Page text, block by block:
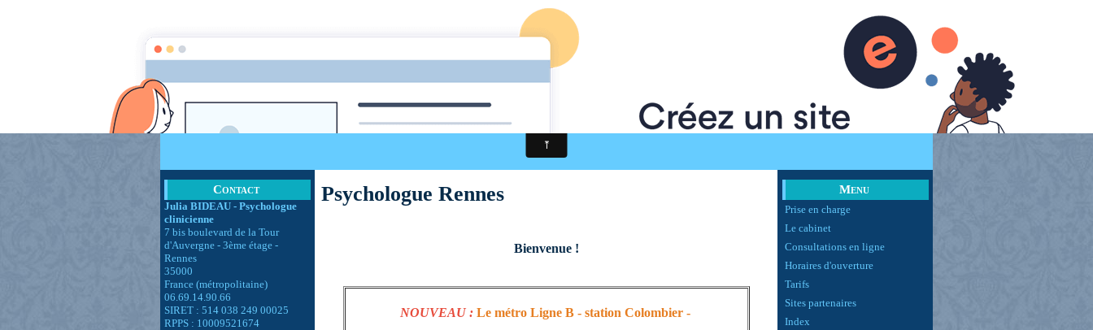
Psychologue Rennes Julia BIDEAU
Contact
Julia BIDEAU - Psychologue
clinicienne
7 bis boulevard de la Tour
d'Auvergne - 3ème étage -
Rennes
35000
France (métropolitaine)
06.69.14.90.66
SIRET : 514 038 249 00025
RPPS : 10009521674
Menu
Prise en charge
Le cabinet
Consultations en ligne
Horaires d'ouverture
Tarifs
Sites partenaires
Index
Psychologue Rennes
Bienvenue !
NOUVEAU : Le métro Ligne B - station Colombier -